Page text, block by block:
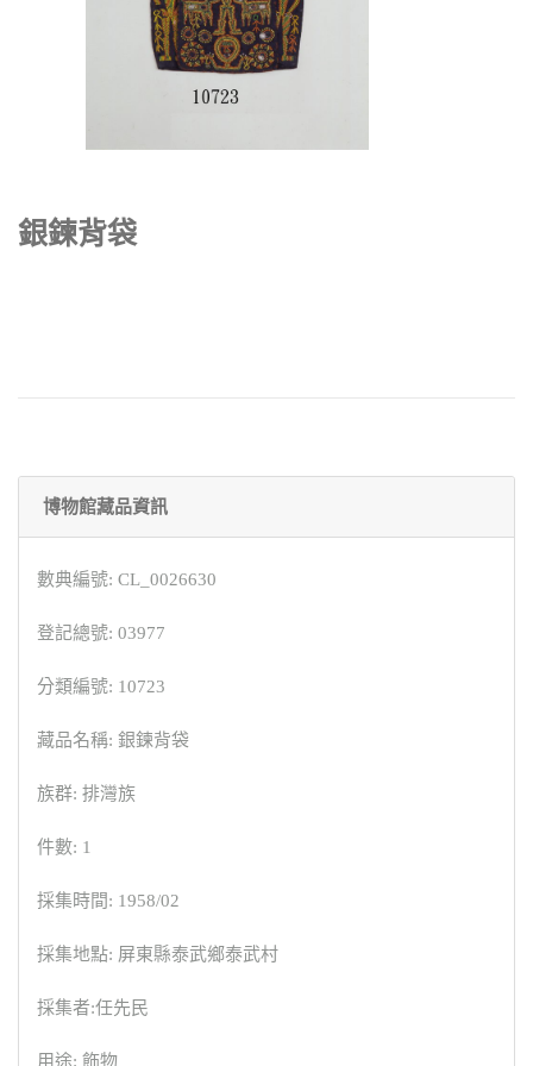
銀鍊背袋
博物館藏品資訊
數典編號: CL_0026630
登記總號: 03977
分類編號: 10723
藏品名稱: 銀鍊背袋
族群: 排灣族
件數: 1
採集時間: 1958/02
採集地點: 屏東縣泰武鄉泰武村
採集者:任先民
用途: 飾物